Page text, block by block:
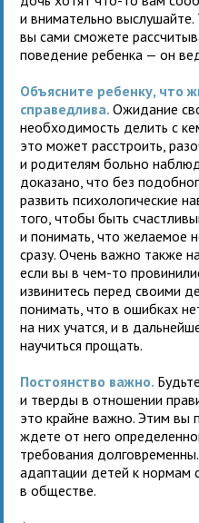
и внимательно
вы сами сможете
поведение ребенка — он
Объясните ребенку, что
справедлива. Ожидание
необходимость делить с
это может расстроить,
и родителям больно
доказано, что без
развить психологические
того, чтобы быть
и понимать, что желаемое
сразу. Очень важно также
если вы в чем-то
извинитесь перед своими
понимать, что в ошибках
на них учатся, и в
научиться прощать.
Постоянство важно.
и тверды в отношении
это крайне важно. Этим вы
ждете от него
требования
адаптации детей к нормам
в обществе.